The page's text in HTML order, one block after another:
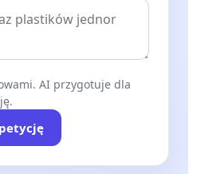
AI przygotuje dla